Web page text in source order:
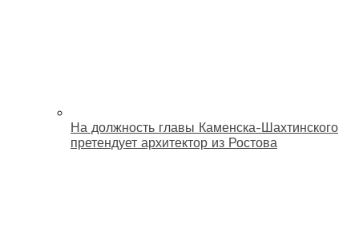
На должность главы Каменска-Шахтинского
претендует архитектор из Ростова